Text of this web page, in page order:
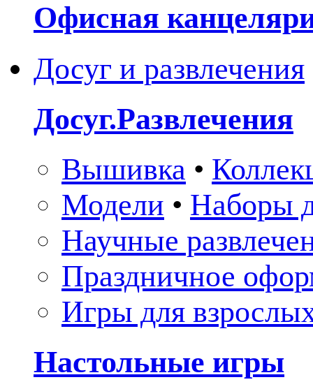
Офисная
Досуг и развлечения
Досуг.Развлечения
Вышивка •
Модели • Наборы
Научные
Праздничное
Игры для
Настольные игры